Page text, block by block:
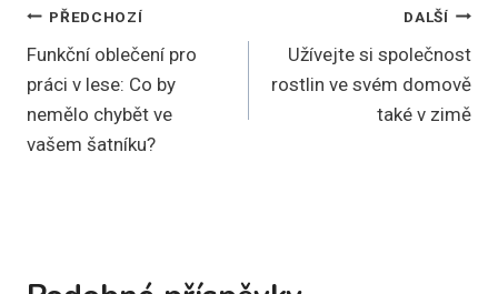
Navigace
pro
příspěvek
PŘEDCHOZÍ
Funkční oblečení pro
práci v lese: Co by
nemělo chybět ve
vašem šatníku?
DALŠÍ
Užívejte si společnost
rostlin ve svém domově
také v zimě